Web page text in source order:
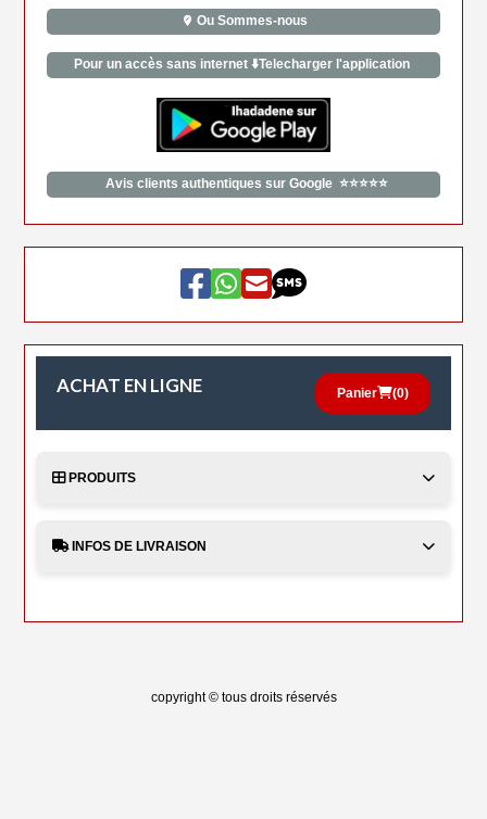
Ou Sommes-nous
Pour un accès sans internet ⬇️Telecharger l'application
Avis clients authentiques sur Google ⭐⭐⭐⭐⭐
ACHAT EN LIGNE Panier (0)
PRODUITS
INFOS DE LIVRAISON
copyright © tous droits réservés